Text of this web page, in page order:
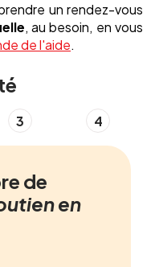
un rendez-vous
, au besoin, en vous
de l'aide.
de
en